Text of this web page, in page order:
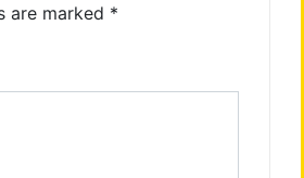
are marked *